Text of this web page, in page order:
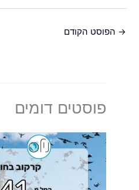
→ הפוסט הקודם
פוסטים דומים